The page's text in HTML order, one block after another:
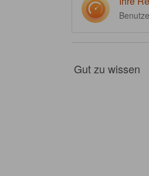
Gut zu wissen